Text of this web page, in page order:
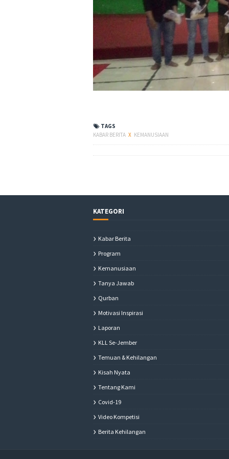
TAGS
KABAR BERITA X KEMANUSIAAN
KATEGORI
Kabar Berita
Program
Kemanusiaan
Tanya Jawab
Qurban
Motivasi Inspirasi
Laporan
KLL Se-Jember
Temuan & Kehilangan
Kisah Nyata
Tentang Kami
Covid-19
Video Kompetisi
Berita Kehilangan